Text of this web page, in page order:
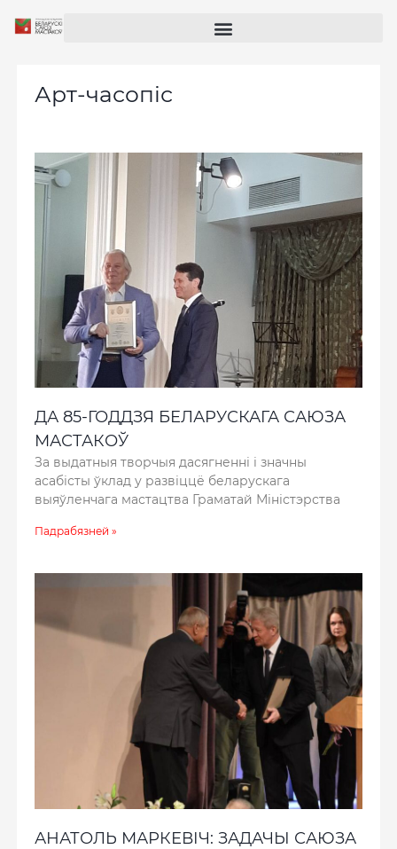
Арт-часопіс
ДА 85-ГОДДЗЯ БЕЛАРУСКАГА САЮЗА
МАСТАКОЎ
За выдатныя творчыя дасягненні і значны
асабісты ўклад у развіццё беларускага
выяўленчага мастацтва Граматай Міністэрства
Падрабязней »
АНАТОЛЬ МАРКЕВІЧ: ЗАДАЧЫ САЮЗА